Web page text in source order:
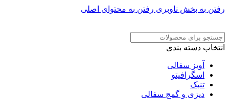
رفتن به بخش ناوبری رفتن به محتوای اصلی
انتخاب دسته بندی
آویز سفالی
اسگرافیتو
تنبک
دیزی و گمج سفالی